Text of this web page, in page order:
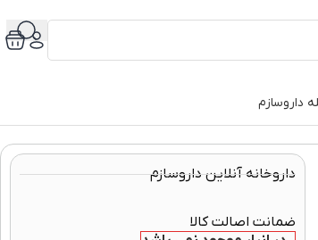
داروسازم
داروخانه آنلاین داروسازم
ضمانت اصالت کالا